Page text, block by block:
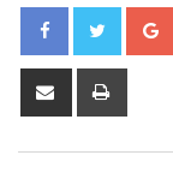
Share